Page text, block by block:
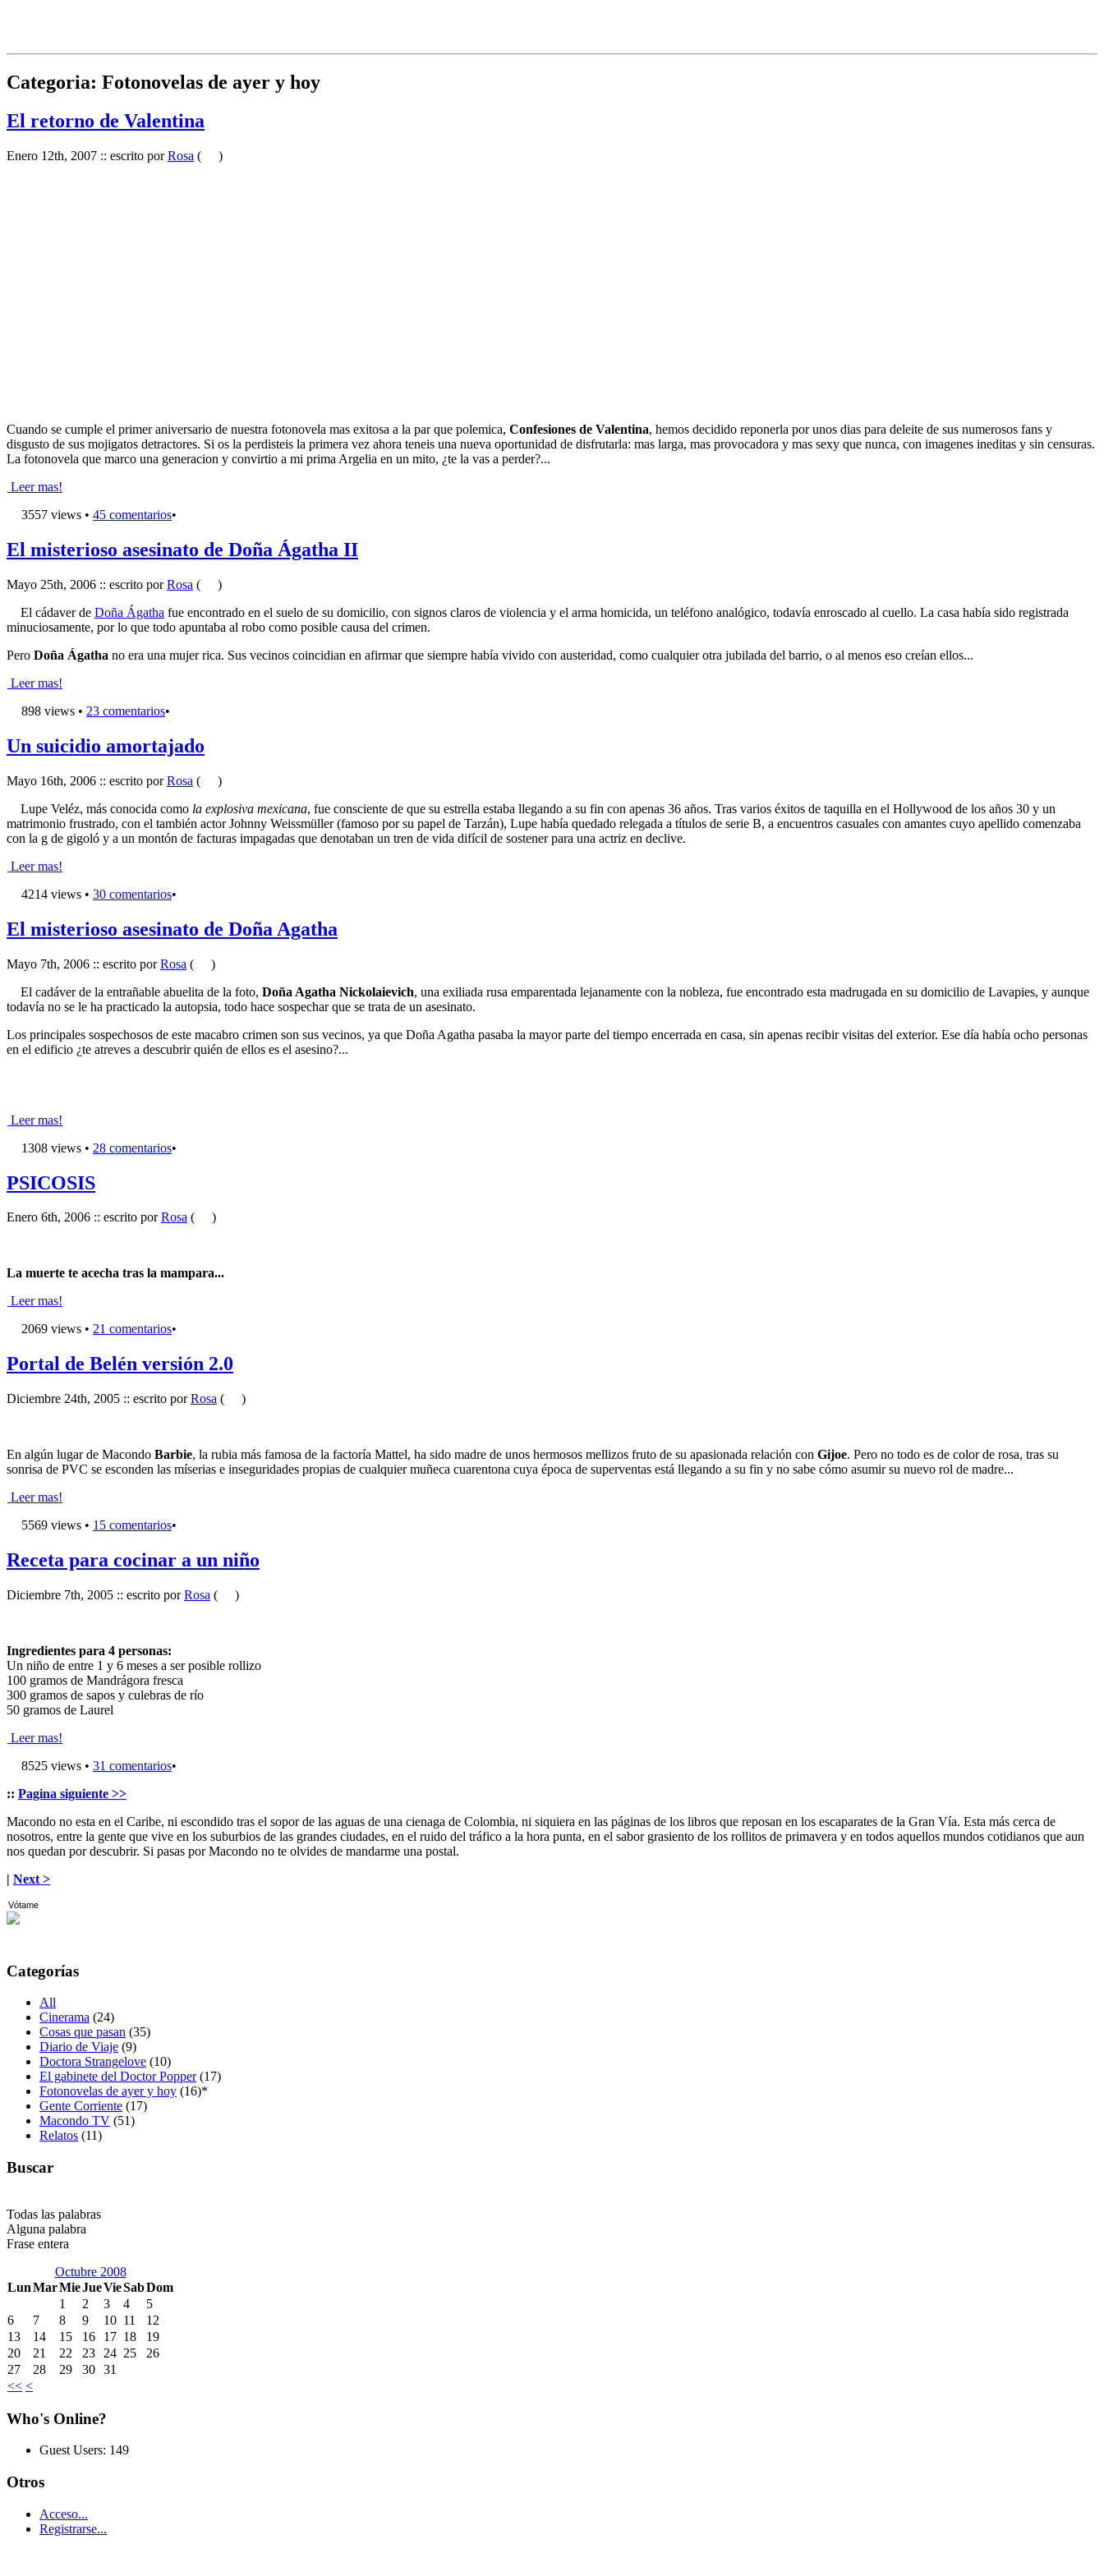
Categoria: Fotonovelas de ayer y hoy
El retorno de Valentina
Enero 12th, 2007 :: escrito porRosa ( )
Cuando se cumple el primer aniversario de nuestra fotonovela mas exitosa a la par que polemica, Confesiones de Valentina, hemos decidido reponerla por unos dias para deleite de sus numerosos fans y
disgusto de sus mojigatos detractores. Si os la perdisteis la primera vez ahora teneis una nueva oportunidad de disfrutarla: mas larga, mas provocadora y mas sexy que nunca, con imagenes ineditas y sin censuras.
La fotonovela que marco una generacion y convirtio a mi prima Argelia en un mito, ¿te la vas a perder?...
Leer mas!
3557 views • 45 comentarios•
El misterioso asesinato de Doña Ágatha II
Mayo 25th, 2006 :: escrito porRosa (
)
El cádaver de Doña Ágatha fue encontrado en el suelo de su domicilio, con signos claros de violencia y el arma homicida, un teléfono analógico, todavía enroscado al cuello. La casa había sido registrada
minuciosamente, por lo que todo apuntaba al robo como posible causa del crimen.
Pero Doña Ágatha no era una mujer rica. Sus vecinos coincidian en afirmar que siempre había vivido con austeridad, como cualquier otra jubilada del barrio, o al menos eso creían ellos...
Leer mas!
898 views • 23 comentarios•
Un suicidio amortajado
Mayo 16th, 2006 :: escrito porRosa (
)
Lupe Veléz, más conocida como la explosiva mexicana, fue consciente de que su estrella estaba llegando a su fin con apenas 36 años. Tras varios éxitos de taquilla en el Hollywood de los años 30 y un
matrimonio frustrado, con el también actorJohnny Weissmüller(famoso por su papel de Tarzán), Lupe había quedado relegada a títulos de serie B, a encuentros casuales con amantes cuyo apellido comenzaba
con la g de gigoló y a un montón de facturas impagadas que denotaban un tren de vida difícil de sostener para una actriz en declive.
Leer mas!
4214 views • 30 comentarios•
El misterioso asesinato de Doña Agatha
Mayo 7th, 2006 :: escrito porRosa (
)
El cadáver de la entrañable abuelita de la foto, Doña Agatha Nickolaievich, una exiliada rusa emparentada lejanamente con la nobleza, fue encontrado esta madrugada en su domicilio de Lavapies, y aunque
todavía no se le ha practicado la autopsia, todo hace sospechar que se trata de un asesinato.
Los principales sospechosos de este macabro crimen son sus vecinos, ya que Doña Agatha pasaba la mayor parte del tiempo encerrada en casa, sin apenas recibir visitas del exterior. Ese día había ocho personas
en el edificio ¿te atreves a descubrir quién de ellos es el asesino?...
Leer mas!
1308 views • 28 comentarios•
PSICOSIS
Enero 6th, 2006 :: escrito porRosa ( )
La muerte te acecha tras la mampara...
Leer mas!
2069 views • 21 comentarios•
Portal de Belén versión 2.0
Diciembre 24th, 2005 :: escrito porRosa ( )
En algún lugar de Macondo Barbie, la rubia más famosa de la factoría Mattel, ha sido madre de unos hermosos mellizos fruto de su apasionada relación con Gijoe. Pero no todo es de color de rosa, tras su
sonrisa de PVC se esconden las míserias e inseguridades propias de cualquier muñeca cuarentona cuya época de superventas está llegando a su fin y no sabe cómo asumir su nuevo rol de madre...
Leer mas!
5569 views • 15 comentarios•
Receta para cocinar a un niño
Diciembre 7th, 2005 :: escrito porRosa ( )
Ingredientes para 4 personas:
Un niño de entre 1 y 6 meses a ser posible rollizo
100 gramos de Mandrágora fresca
300 gramos de sapos y culebras de río
50 gramos de Laurel
Leer mas!
8525 views • 31 comentarios•
:: Pagina siguiente >>
Macondo no esta en el Caribe, ni escondido tras el sopor de las aguas de una cienaga de Colombia, ni siquiera en las páginas de los libros que reposan en los escaparates de la Gran Vía. Esta más cerca de
nosotros, entre la gente que vive en los suburbios de las grandes ciudades, en el ruido del tráfico a la hora punta, en el sabor grasiento de los rollitos de primavera y en todos aquellos mundos cotidianos que aun
nos quedan por descubrir. Si pasas por Macondo no te olvides de mandarme una postal.
| Next >
Vótame
Categorías
All
Cinerama (24)
Cosas que pasan (35)
Diario de Viaje (9)
Doctora Strangelove (10)
El gabinete del Doctor Popper (17)
Fotonovelas de ayer y hoy (16)*
Gente Corriente (17)
Macondo TV (51)
Relatos (11)
Buscar
Todas las palabras
Alguna palabra
Frase entera
Octubre 2008
LunMarMieJueVieSabDom
<< <
1 2 3 4
5
6
7 8 9 10 11
12
13
14 15 16 17 18
19
20
21 22 23 24 25
26
27
28 29 30 31
Who's Online?
Guest Users: 149
Otros
Acceso...
Registrarse...